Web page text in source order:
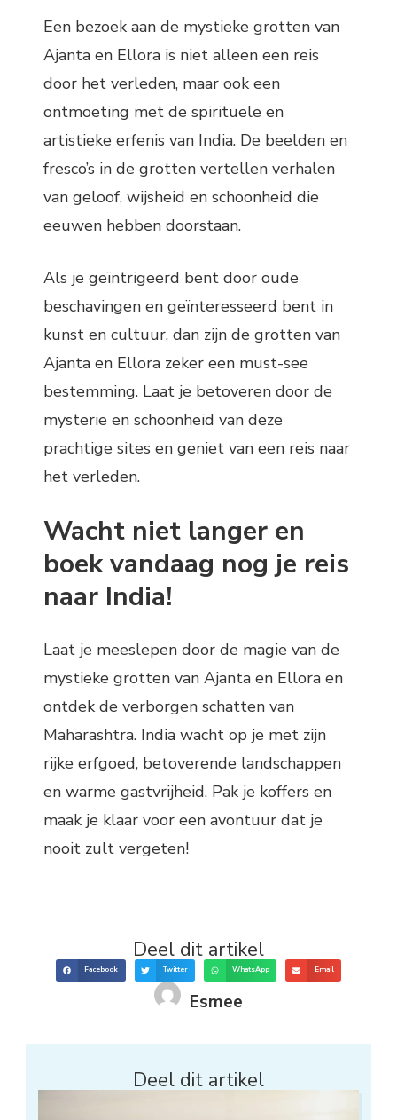
Een bezoek aan de mystieke grotten van
Ajanta en Ellora is niet alleen een reis
door het verleden, maar ook een
ontmoeting met de spirituele en
artistieke erfenis van India. De beelden en
fresco’s in de grotten vertellen verhalen
van geloof, wijsheid en schoonheid die
eeuwen hebben doorstaan.
Als je geïntrigeerd bent door oude
beschavingen en geïnteresseerd bent in
kunst en cultuur, dan zijn de grotten van
Ajanta en Ellora zeker een must-see
bestemming. Laat je betoveren door de
mysterie en schoonheid van deze
prachtige sites en geniet van een reis naar
het verleden.
Wacht niet langer en
boek vandaag nog je reis
naar India!
Laat je meeslepen door de magie van de
mystieke grotten van Ajanta en Ellora en
ontdek de verborgen schatten van
Maharashtra. India wacht op je met zijn
rijke erfgoed, betoverende landschappen
en warme gastvrijheid. Pak je koffers en
maak je klaar voor een avontuur dat je
nooit zult vergeten!
Deel dit artikel
Facebook Twitter WhatsApp Email
Esmee
Deel dit artikel